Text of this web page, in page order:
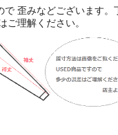
歪みなどございます。
ご理解ください。